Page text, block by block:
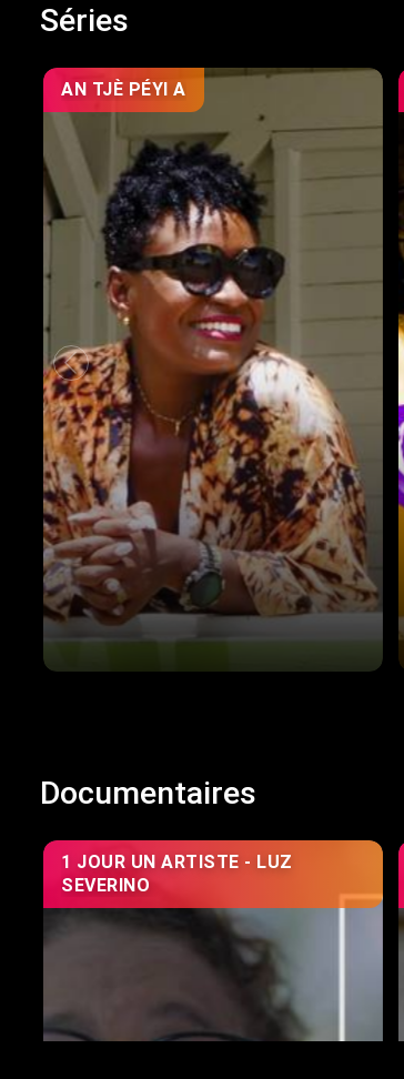
Séries
AN TJÈ PÉYI A
Documentaires
1 JOUR UN ARTISTE - LUZ
SEVERINO